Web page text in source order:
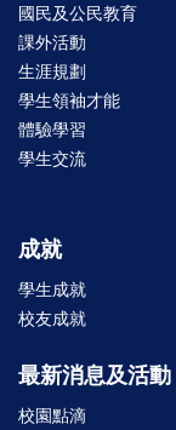
國民及公民教育
課外活動
生涯規劃
學生領袖才能
體驗學習
學生交流
成就
學生成就
校友成就
最新消息及活動
校園點滴